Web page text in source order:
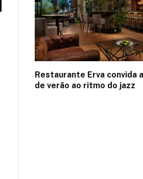
Restaurante Erva convida
de verão ao ritmo do jazz